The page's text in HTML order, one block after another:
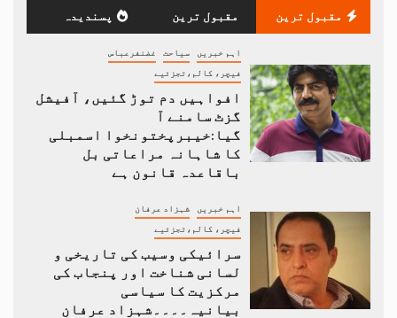
مقبول ترین مقبول ترین پسندیدہ
اہم خبریں سیاحت غضنفرعباس
فیچر، کالم،تجزئیے
افواہیں دم توڑ گئیں، آفیشل
گزٹ سامنے آ
گیا:خیبرپختونخوا اسمبلی
کا شاہانہ مراعاتی بل
باقاعدہ قانون ہے
اہم خبریں شہزاد عرفان
فیچر، کالم،تجزئیے
سرائیکی وسیب کی تاریخی و
لسانی شناخت اور پنجاب کی
مرکزیت کا سیاسی
بیانیہ۔۔۔۔شہزاد عرفان